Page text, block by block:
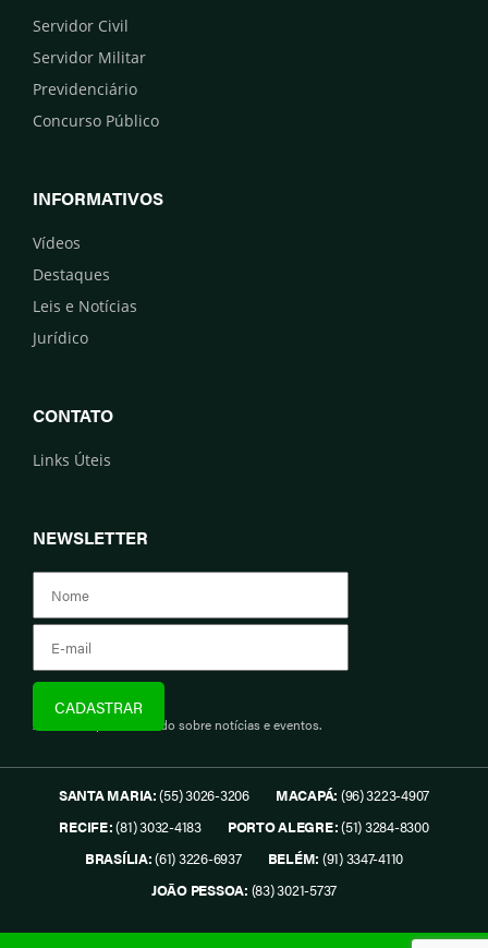
Servidor Civil
Servidor Militar
Previdenciário
Concurso Público
INFORMATIVOS
Vídeos
Destaques
Leis e Notícias
Jurídico
CONTATO
Links Úteis
NEWSLETTER
Assine e fique informado sobre notícias e eventos.
SANTA MARIA:(55) 3026-3206 MACAPÁ: (96) 3223-4907
RECIFE:(81) 3032-4183 PORTO ALEGRE:(51) 3284-8300
BRASÍLIA:(61) 3226-6937 BELÉM: (91) 3347-4110
JOÃO PESSOA: (83) 3021-5737